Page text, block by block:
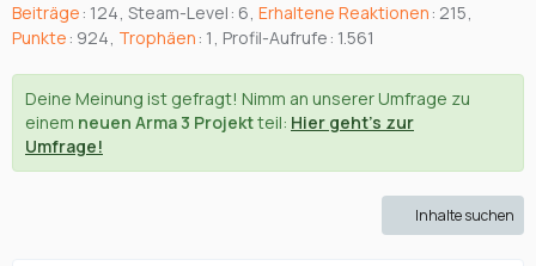
Beiträge 124 Steam-Level 6 Erhaltene Reaktionen 215
Punkte 924 Trophäen 1 Profil-Aufrufe 1.561
Deine Meinung ist gefragt! Nimm an unserer Umfrage zu
einem neuen Arma 3 Projektteil: Hier geht's zur
Umfrage!
Inhalte suchen